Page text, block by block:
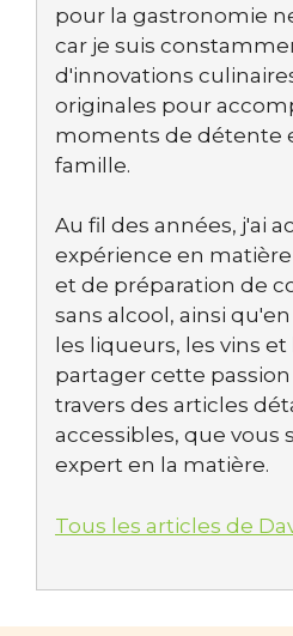
pour la gastronomie
car je suis
d'innovations
originales pour
moments de détente
famille.
Au fil des années, j'ai
expérience en
et de préparation de
sans alcool, ainsi
les liqueurs, les vins
partager cette passion
travers des articles
accessibles, que vous
expert en la matière.
Tous les articles de